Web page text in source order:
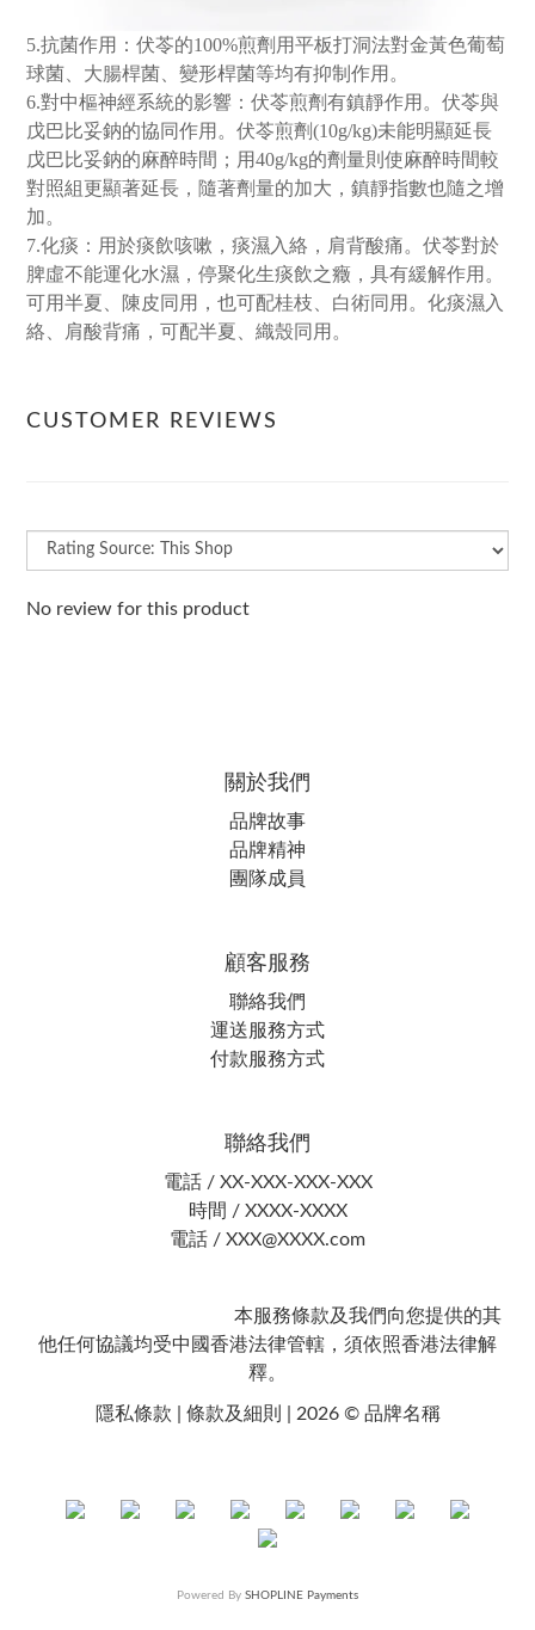
5.抗菌作用：伏苓的100%煎劑用平板打洞法對金黃色葡萄
球菌、大腸桿菌、變形桿菌等均有抑制作用。
6.對中樞神經系統的影響：伏苓煎劑有鎮靜作用。伏苓與
戊巴比妥鈉的協同作用。伏苓煎劑(10g/kg)未能明顯延長
戊巴比妥鈉的麻醉時間；用40g/kg的劑量則使麻醉時間較
對照組更顯著延長，隨著劑量的加大，鎮靜指數也隨之增
加。
7.化痰：用於痰飲咳嗽，痰濕入絡，肩背酸痛。伏苓對於
脾虛不能運化水濕，停聚化生痰飲之癥，具有緩解作用。
可用半夏、陳皮同用，也可配桂枝、白術同用。化痰濕入
絡、肩酸背痛，可配半夏、織殼同用。
CUSTOMER REVIEWS
No review for this product
關於我們
品牌故事
品牌精神
團隊成員
顧客服務
聯絡我們
運送服務方式
付款服務方式
聯絡我們
電話 / XX-XXX-XXX-XXX
時間 / XXXX-XXXX
電話 / XXX@XXXX.com
本服務條款及我們向您提供的其
他任何協議均受中國香港法律管轄，須依照香港法律解
釋。
隱私條款 | 條款及細則 | 2026 © 品牌名稱
Powered By SHOPLINE Payments